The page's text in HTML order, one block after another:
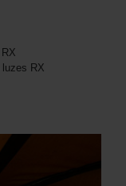
luzes RX